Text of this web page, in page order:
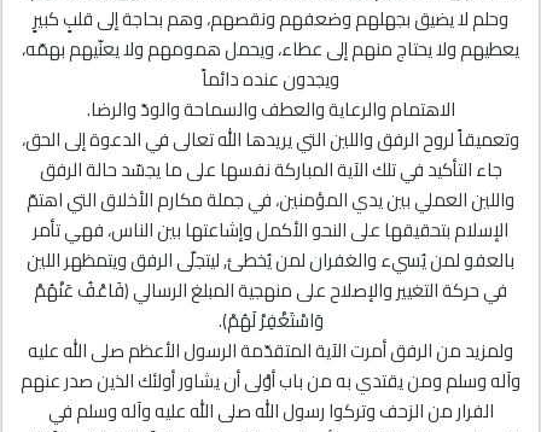
وحلم لا يضيق بجهلهم وضعفهم ونقصهم، وهم بحاجة إلى قلبٍ كبيرٍ
يعطيهم ولا يحتاج منهم إلى عطاء، ويحمل همومهم ولا يعنّيهم بهمّه،
ويجدون عنده دائماً
الاهتمام والرعاية والعطف والسماحة والودّ والرضا.
وتعميقاً لروح الرفق واللين التي يريدها الله تعالى في الدعوة إلى الحق،
جاء التأكيد في تلك الآية المباركة نفسها على ما يجسّد حالة الرفق
واللين العملي بين يدي المؤمنين، في جملة مكارم الأخلاق التي اهتمّ
الإسلام بتحقيقها على النحو الأكمل وإشاعتها بين الناس، فهي تأمر
بالعفو لمن يُسيء والغفران لمن يُخطئ, ليتجلّى الرفق ويتمظهر اللين
في حركة التغيير والإصلاح على منهجية المبلغ الرسالي ﴿فَاعْفُ عَنْهُمْ
وَاسْتَغْفِرْ لَهُمْ﴾.
ولمزيد من الرفق أمرت الآية المتقدّمة الرسول الأعظم صلى الله عليه
وآله وسلم ومن يقتدي به من باب أوْلى أن يشاور أولئك الذين صدر عنهم
الفرار من الزحف وتركوا رسول الله صلى الله عليه وآله وسلم في